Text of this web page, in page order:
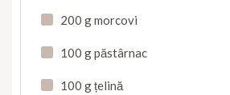
200 g morcovi
100 g păstârnac
100 g țelină